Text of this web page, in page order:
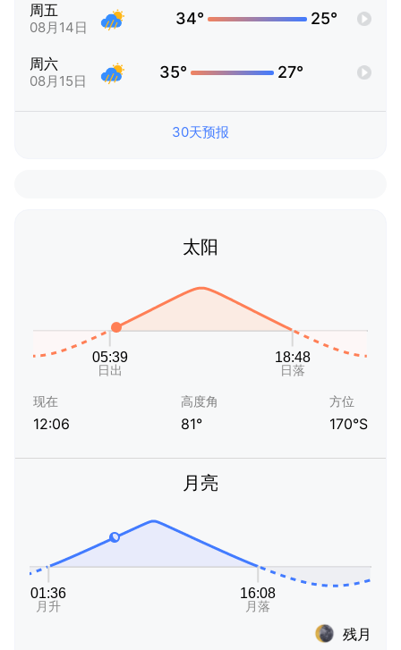
周五
08月14日 34° 25°
周六
08月15日 35° 27°
30天预报
太阳
现在
12:06
高度角
81°
方位
170°S
月亮
残月